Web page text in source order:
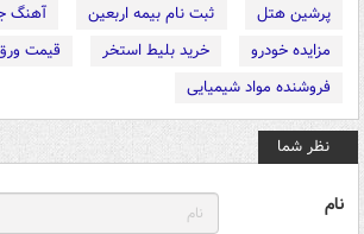
پرشین هتل
ثبت نام بیمه اربعین
آهنگ
مزایده خودرو
خرید بلیط استخر
قیمت
فروشنده مواد شیمیایی
نظر شما
نام